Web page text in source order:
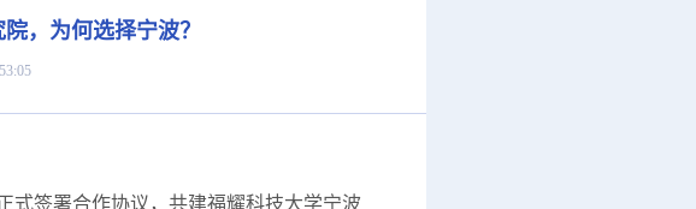
，为何选择宁波？
签署合作协议，共建福耀科技大学宁波